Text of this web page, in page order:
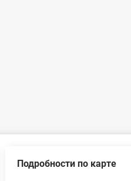
Подробности по карте